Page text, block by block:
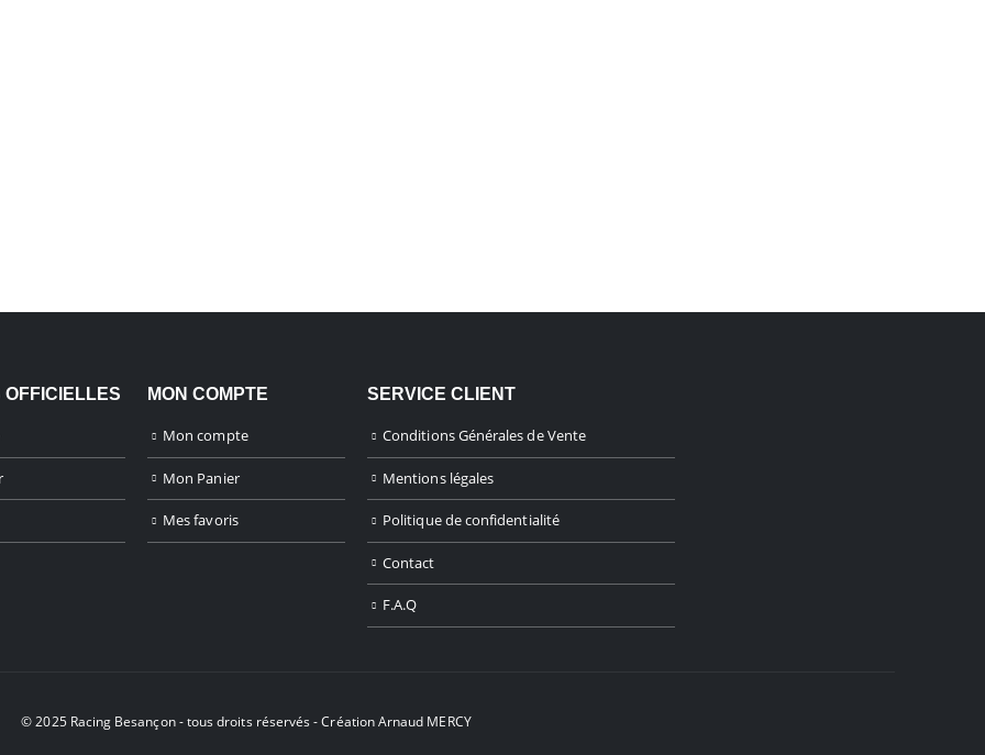
OFFICIELLES MON COMPTE
Mon compte
Mon Panier
Mes favoris
SERVICE CLIENT
Conditions Générales de Vente
Mentions légales
Politique de confidentialité
Contact
F.A.Q
© 2025 Racing Besançon - tous droits réservés - CréationArnaud MERCY